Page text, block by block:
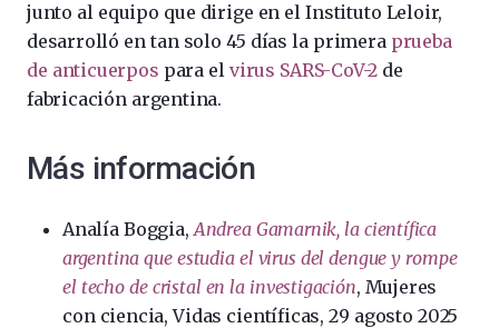
junto al equipo que dirige en el Instituto Leloir,
desarrolló en tan solo 45 días la primera prueba
de anticuerpos para elvirus SARS-CoV-2 de
fabricación argentina.​​​
Más información
Analía Boggia,Andrea Gamarnik, la científica
argentina que estudia el virus del dengue y rompe
el techo de cristal en la investigación, Mujeres
con ciencia, Vidas científicas, 29 agosto 2025